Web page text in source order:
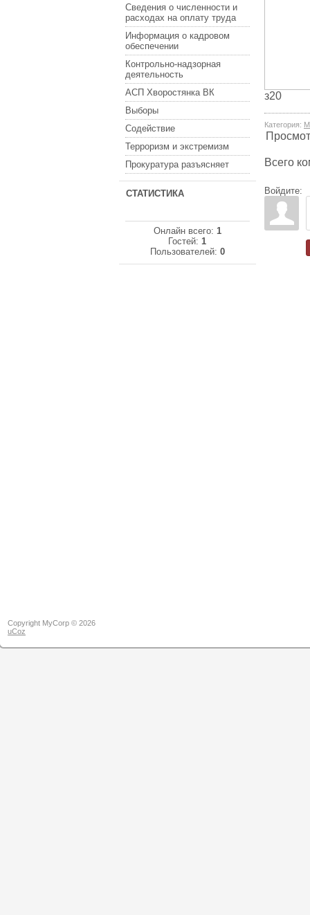
Сведения о численности и
расходах на оплату труда
Информация о кадровом
обеспечении
Контрольно-надзорная
деятельность
АСП Хворостянка ВК
Выборы
Содействие
Терроризм и экстремизм
Прокуратура разъясняет
СТАТИСТИКА
Онлайн всего: 1
Гостей:1
Пользователей: 0
з20
Категория:
Всего
Войдите:
Copyright MyCorp © 2026
uCoz